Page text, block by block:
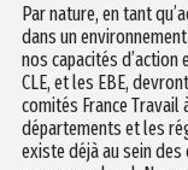
Par nature, en tant
dans un
nos capacités
CLE, et les EBE,
comités France Travail
départements et les
existe déjà au sein